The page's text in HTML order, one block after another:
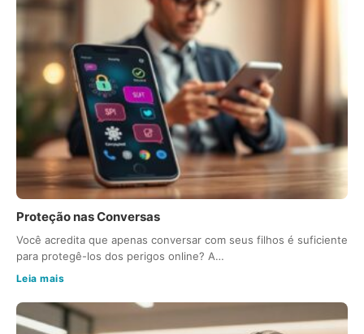
Proteção nas Conversas
Você acredita que apenas conversar com seus filhos é suficiente
para protegê-los dos perigos online? A…
Leia mais